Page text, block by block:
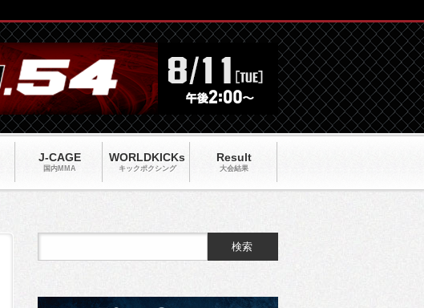
J-CAGE
国内MMA
WORLDKICKs
キックポクシング
Result
大会結果